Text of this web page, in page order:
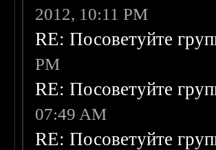
2012, 10:11 PM
RE: Посоветуйте
PM
RE: Посоветуйте
07:49 AM
RE: Посоветуйте